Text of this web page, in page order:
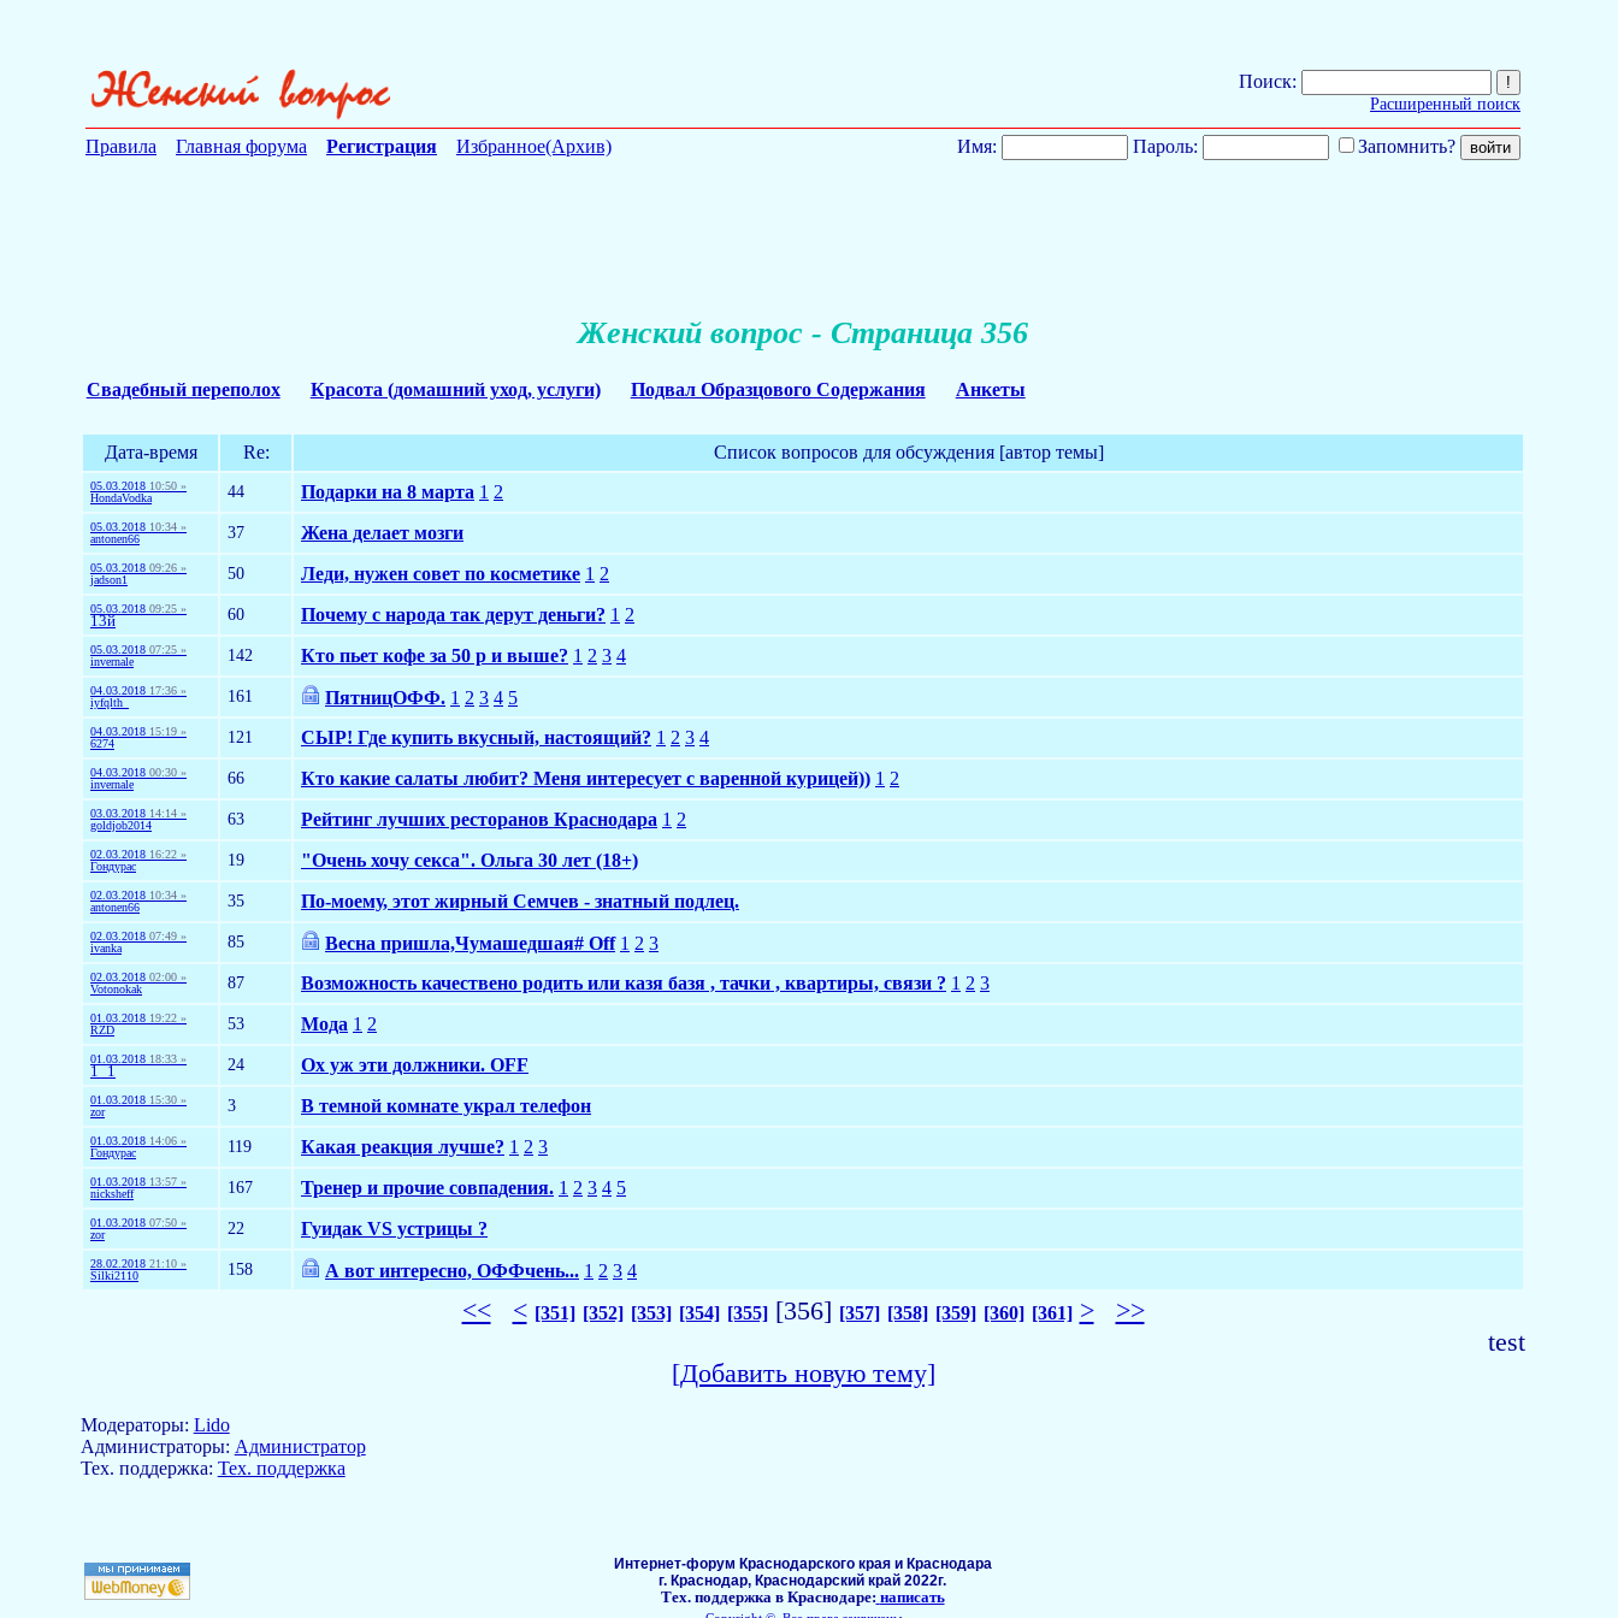
Поиск:
Расширенный поиск
Правила Главная форума Регистрация Избранное(Архив) Имя: Пароль: Запомнить?
Женский вопрос - Страница 356
Свадебный переполох Красота (домашний уход, услуги) Подвал Образцового Содержания Анкеты
Дата-время Re: Список вопросов для обсуждения [автор темы]
05.03.2018 10:50 »
HondaVodka
44 Подарки на 8 марта 1 2
05.03.2018 10:34 »
antonen66
37 Жена делает мозги
05.03.2018 09:26 »
jadson1
50 Леди, нужен совет по косметике 1 2
05.03.2018 09:25 »
13й 60 Почему с народа так дерут деньги? 1 2
05.03.2018 07:25 »
invernale
142 Кто пьет кофе за 50 р и выше? 1 2 3 4
04.03.2018 17:36 »
iyfqlth_
161 ПятницОФФ. 1 2 3 4 5
04.03.2018 15:19 »
6274
121 СЫР! Где купить вкусный, настоящий? 1 2 3 4
04.03.2018 00:30 »
invernale
66 Кто какие салаты любит? Меня интересует с варенной курицей)) 1 2
03.03.2018 14:14 »
goldjob2014
63 Рейтинг лучших ресторанов Краснодара 1 2
02.03.2018 16:22 »
Гондурас
19 "Очень хочу секса". Ольга 30 лет (18+)
02.03.2018 10:34 »
antonen66
35 По-моему, этот жирный Семчев - знатный подлец.
02.03.2018 07:49 »
ivanka
85 Весна пришла,Чумашедшая# Оff 1 2 3
02.03.2018 02:00 »
Votonokak
87 Возможность качествено родить или казя базя , тачки , квартиры, связи ? 1 2 3
01.03.2018 19:22 »
RZD
53 Мода 1 2
01.03.2018 18:33 »
1_1 24 Ох уж эти должники. OFF
01.03.2018 15:30 »
zor
3 В темной комнате украл телефон
01.03.2018 14:06 »
Гондурас
119 Какая реакция лучше? 1 2 3
01.03.2018 13:57 »
nicksheff
167 Тренер и прочие совпадения. 1 2 3 4 5
01.03.2018 07:50 »
zor
22 Гуидак VS устрицы ?
28.02.2018 21:10 »
Silki2110
158 А вот интересно, ОФФчень... 1 2 3 4
<< < [351] [352] [353] [354] [355][356] [357] [358] [359] [360] [361] >
>>
test
[Добавить новую тему]
Модераторы: Lido
Aдминистраторы: Администратор
Тех. поддержка: Тех. поддержка
Интернет-форум Краснодарского края и Краснодара
г. Краснодар, Краснодарский край 2022г.
Тех. поддержка в Краснодаре: написать